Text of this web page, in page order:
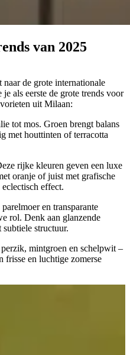
van 2025
de grote internationale
als eerste de grote trends voor
uit Milaan:
tot mos. Groen brengt balans
met houttinten of terracotta
rijke kleuren geven een luxe
oranje of juist met grafische
effect.
en transparante
rol. Denk aan glanzende
subtiele structuur.
mintgroen en schelpwit –
frisse en luchtige zomerse